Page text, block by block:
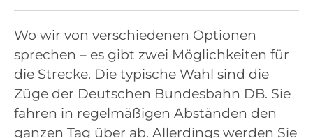
Wo wir von verschiedenen Optionen
sprechen – es gibt zwei Möglichkeiten für
die Strecke. Die typische Wahl sind die
Züge der Deutschen Bundesbahn DB. Sie
fahren in regelmäßigen Abständen den
ganzen Tag über ab. Allerdings werden Sie